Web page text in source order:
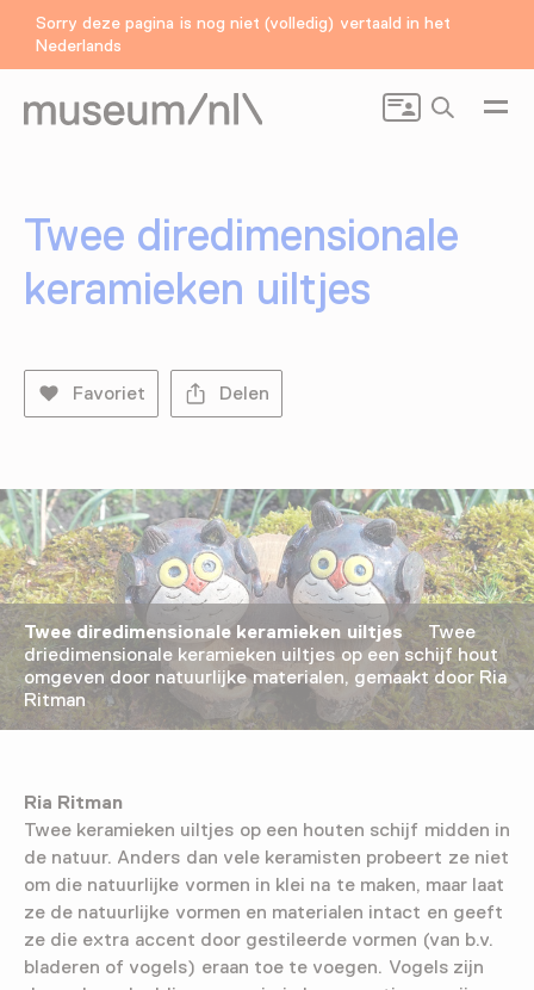
Sorry deze pagina is nog niet (volledig) vertaald in het
Nederlands
Zoeken
Twee diredimensionale
keramieken uiltjes
Favoriet Delen
Twee diredimensionale keramieken uiltjes Twee
driedimensionale keramieken uiltjes op een schijf hout
omgeven door natuurlijke materialen, gemaakt door Ria
Ritman
Ria Ritman
Twee keramieken uiltjes op een houten schijf midden in
de natuur. Anders dan vele keramisten probeert ze niet
om die natuurlijke vormen in klei na te maken, maar laat
ze de natuurlijke vormen en materialen intact en geeft
ze die extra accent door gestileerde vormen (van b.v.
bladeren of vogels) eraan toe te voegen. Vogels zijn